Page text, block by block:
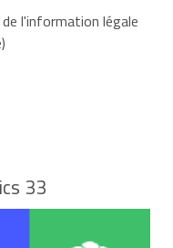
protégée
0 €
l'information légale
33